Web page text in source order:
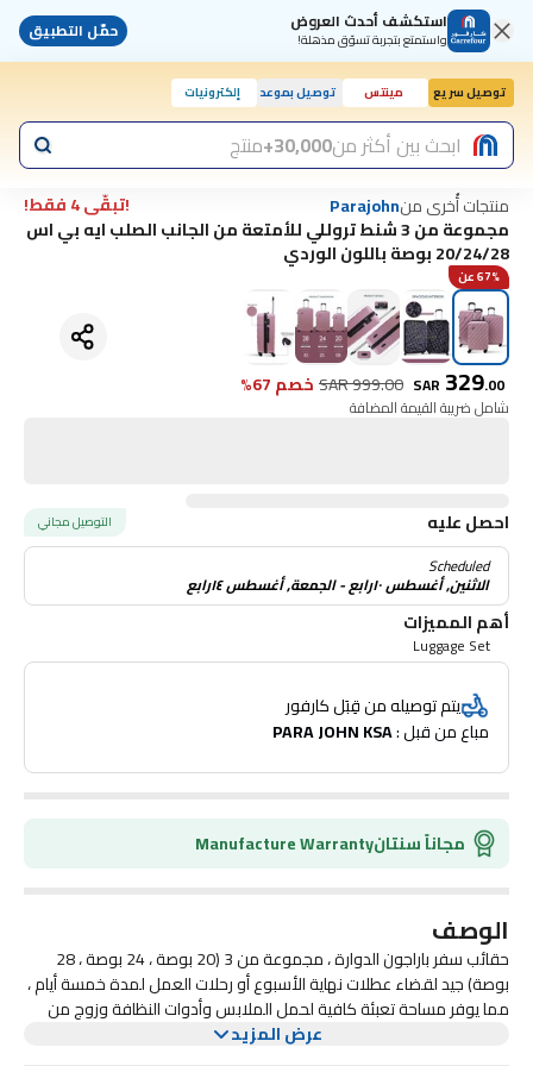
استكشف أحدث العروض
واستمتع بتجربة تسوّق مذهلة! حمّل التطبيق
توصيل سريع مينتس توصيل بموعد إلكترونيات
ابحث بين أكثر من30,000+ منتج
منتجات أُخرى منParajohn
!تبقّى 4 فقط!
مجموعة من 3 شنط تروللي للأمتعة من الجانب الصلب ايه بي اس
20/24/28 بوصة باللون الوردي
67% عن
SAR 329.00
SAR999.00 خصم 67%
شامل ضريبة القيمة المضافة
احصل عليه التوصيل مجاني
Scheduled
الاثنين, أغسطس ١٠رابع - الجمعة, أغسطس ١٤رابع
أهم المميزات
Luggage Set
يتم توصيله من قِبَل كارفور
مباع من قبل : PARA JOHN KSA
مجاناً سنتانManufacture Warranty
الوصف
حقائب سفر باراجون الدوارة ، مجموعة من 3 (20 بوصة ، 24 بوصة ، 28
بوصة) جيد لقضاء عطلات نهاية الأسبوع أو رحلات العمل لمدة خمسة أيام ،
مما يوفر مساحة تعبئة كافية لحمل الملابس وأدوات النظافة وزوج من
عرض المزيد